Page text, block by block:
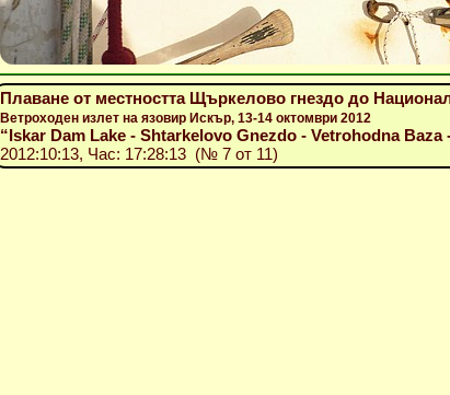
Плаване от местността Щъркелово гнездо до
Ветроходен излет на язовир Искър, 13-14 октомври 2012
“Iskar Dam Lake - Shtarkelovo Gnezdo - Vetrohodna
2012:10:13, Час: 17:28:13 (№ 7 от 11)